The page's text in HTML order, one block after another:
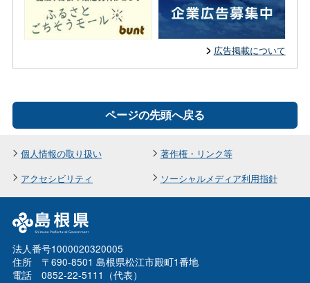
広告掲載について
ページの先頭へ戻る
個人情報の取り扱い
著作権・リンク等
アクセシビリティ
ソーシャルメディア利用指針
法人番号1000020320005
住所 〒690-8501 島根県松江市殿町1番地
電話 0852-22-5111（代表）